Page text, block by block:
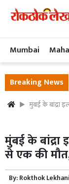
Mumbai
Breaking News
मुंबई के बांद्रा
मुंबई के बांद्रा
से एक की
By:Rokthok Lekhani